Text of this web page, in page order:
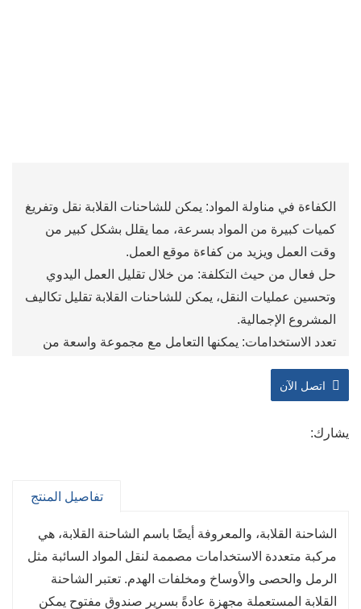
الكفاءة في مناولة المواد: يمكن للشاحنات القلابة نقل وتفريغ
كميات كبيرة من المواد بسرعة، مما يقلل بشكل كبير من
وقت العمل ويزيد من كفاءة موقع العمل.
حل فعال من حيث التكلفة: من خلال تقليل العمل اليدوي
وتحسين عمليات النقل، يمكن للشاحنات القلابة تقليل تكاليف
المشروع الإجمالية.
تعدد الاستخدامات: يمكنها التعامل مع مجموعة واسعة من
البناء والتعدين وإدارة النفايات.
من ميزات السلامة التي تساعد على حماية المشغلين وتقليل
الثقيلة، ويمكنها إدارة كميات كبيرة من المواد، مما يجعلها أداة
أساسية للمشاريع واسعة النطاق.
سهولة الصيانة: تم تصميم العديد من الشاحنات القلابة مع
وضع سهولة الصيانة في الاعتبار، مما يسمح بالخدمة السريعة
وتقليل وقت التوقف عن العمل.
اتصل الآن
يشارك:
تفاصيل المنتج
الشاحنة القلابة، والمعروفة أيضًا باسم الشاحنة القلابة، هي
مركبة متعددة الاستخدامات مصممة لنقل المواد السائبة مثل
الرمل والحصى والأوساخ ومخلفات الهدم. تعتبر الشاحنة
القلابة المستعملة مجهزة عادةً بسرير صندوق مفتوح يمكن